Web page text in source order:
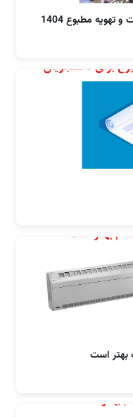
مطبوع 1404
بهتر است